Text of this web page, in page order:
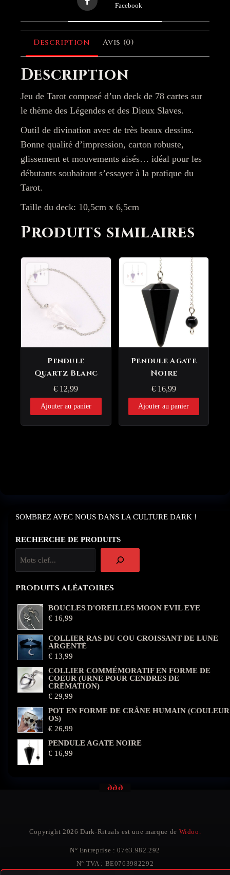
Facebook
Description Avis (0)
Description
Jeu de Tarot composé d’un deck de 78 cartes sur
le thème des Légendes et des Dieux Slaves.
Outil de divination avec de très beaux dessins.
Bonne qualité d’impression, carton robuste,
glissement et mouvements aisés… idéal pour les
débutants souhaitant s’essayer à la pratique du
Tarot.
Taille du deck: 10,5cm x 6,5cm
Produits similaires
Pendule
Quartz Blanc
€ 12,99
Ajouter au panier
Pendule Agate
Noire
€16,99
Ajouter au panier
SOMBREZ AVEC NOUS DANS LA CULTURE DARK !
RECHERCHE DE PRODUITS
PRODUITS ALÉATOIRES
BOUCLES D'OREILLES MOON EVIL EYE
€ 16,99
COLLIER RAS DU COU CROISSANT DE LUNE
ARGENTÉ
€ 13,99
COLLIER COMMÉMORATIF EN FORME DE
COEUR (URNE POUR CENDRES DE
CRÉMATION)
€ 29,99
POT EN FORME DE CRÂNE HUMAIN (COULEUR
OS)
€ 26,99
PENDULE AGATE NOIRE
€ 16,99
Copyright 2026 Dark-Rituals est une marque de Widoo.
N° Entreprise : 0763.982.292
N° TVA : BE0763982292